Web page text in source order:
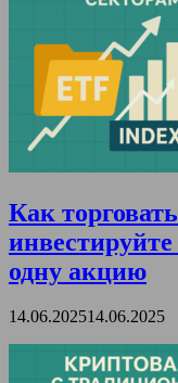
Как
одну акцию
14.06.202514.06.2025